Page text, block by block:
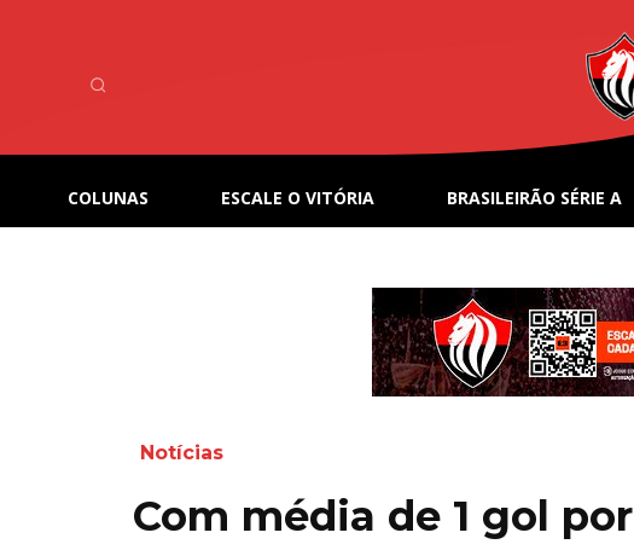
COLUNAS ESCALE O VITÓRIA BRASILEIRÃO SÉRIE A
Notícias
Com média de 1 gol